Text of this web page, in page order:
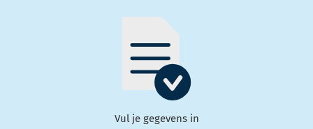
Vul je gegevens in